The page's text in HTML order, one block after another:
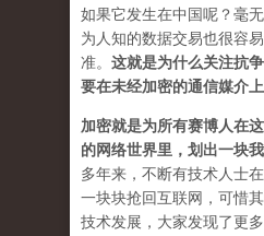
如果它发生在中国呢？毫
为人知的数据交易也很容
准。 这就是为什么关注抗
要在未经加密的通信媒介上
加密就是为所有赛博人在
的网络世界里，划出一块我
多年来，不断有技术人士
一块块抢回互联网，可惜
技术发展，大家发现了更